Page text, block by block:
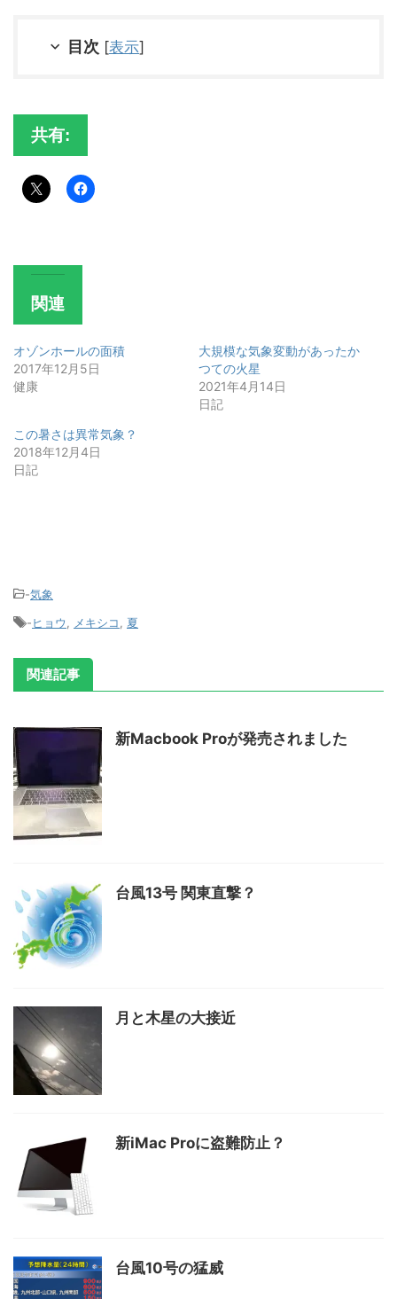
目次 [表示]
共有:
関連
オゾンホールの面積
2017年12月5日
健康
大規模な気象変動があったか
つての火星
2021年4月14日
日記
この暑さは異常気象？
2018年12月4日
日記
-気象
-ヒョウ メキシコ 夏
関連記事
新Macbook Proが発売されました
台風13号 関東直撃？
月と木星の大接近
新iMac Proに盗難防止？
台風10号の猛威